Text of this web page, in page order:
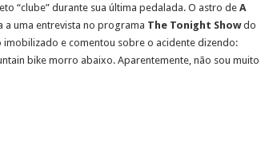
“clube” durante sua última pedalada. O astro de A
a uma entrevista no programa The Tonight Showdo
e comentou sobre o acidente dizendo:
bike morro abaixo. Aparentemente, não sou muito